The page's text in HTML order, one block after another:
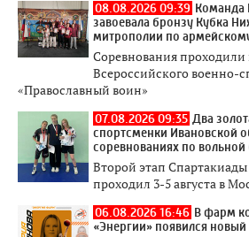
08.08.2026 09:39 Команда
завоевала бронзу Кубка
митрополии по
Соревнования проходили
Всероссийского военно-
«Православный воин»
07.08.2026 09:35 Два
спортсменки Ивановской
соревнованиях по вольной
Второй этап
проходил 3-5 августа в
06.08.2026 16:46 В фарм
«Энергии» появился новый